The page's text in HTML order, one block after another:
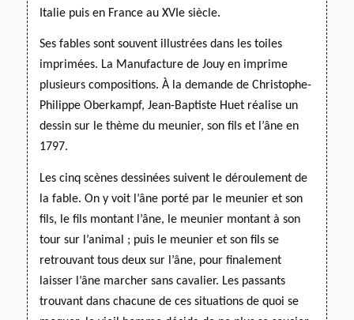
Italiepuis en France au XVIe siècle.
Ses fables sont souvent illustrées dans les toiles
imprimées. La Manufacture de Jouy en imprime
plusieurs compositions. À la demande de Christophe-
Philippe Oberkampf, Jean-Baptiste Huet réalise un
dessin sur le thème du meunier, son fils et l’âne en
1797.
Les cinq scènes dessinées suivent le déroulement de
la fable. On y voit l’âne porté par le meunier et son
fils, le fils montant l’âne, le meunier montant à son
tour sur l’animal ; puis le meunier et son fils se
retrouvant tous deux sur l’âne, pour finalement
laisser l’âne marcher sans cavalier. Les passants
trouvant dans chacune de ces situations de quoi se